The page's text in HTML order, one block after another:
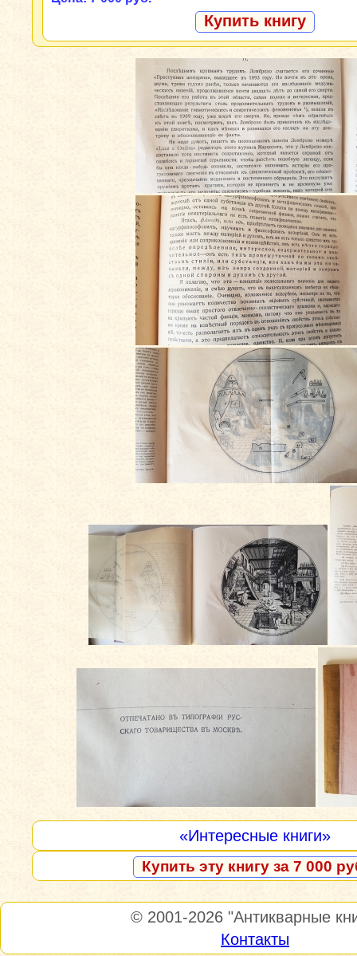
Купить книгу
«Интересные книги»
Купить эту книгу за 7 000
© 2001-2026 "Антикварные
Контакты